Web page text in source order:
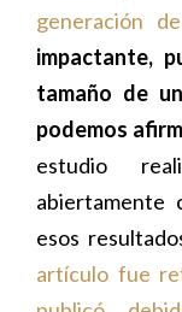
generación
impactante,
tamaño de
podemos
estudio
abiertamente
esos
artículo fue